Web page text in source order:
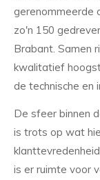
gerenommeerde
zo'n 150
Brabant. Samen
kwalitatief
de technische en
De sfeer binnen
is trots op wat
is er ruimte voor